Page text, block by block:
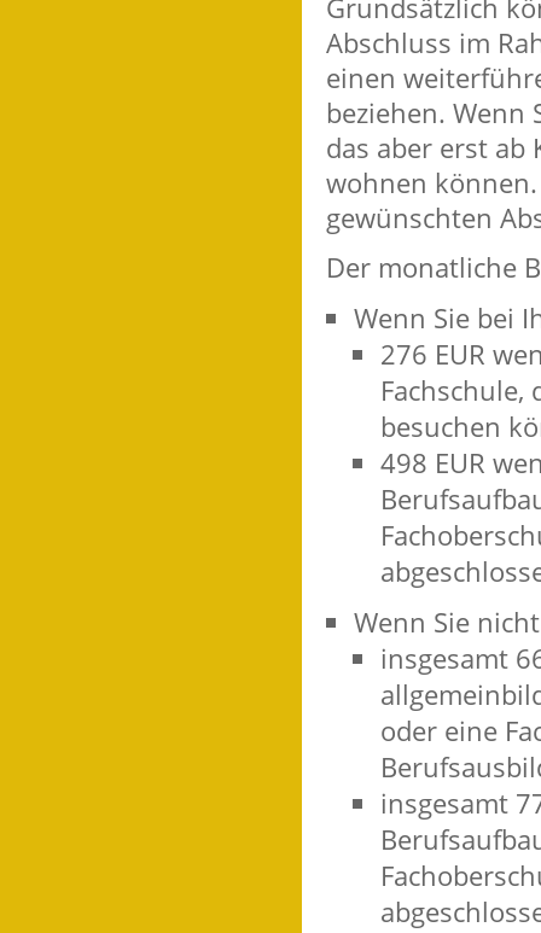
Abschluss im
einen
beziehen. Wenn
das aber erst ab
wohnen
gewünschten
Der monatliche
Wenn Sie bei
276 EUR
Fachschule,
besuchen
498 EUR
Wenn Sie
insgesamt
oder eine
insgesamt